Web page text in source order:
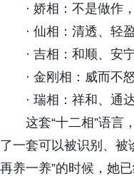
· 娇相：不是做作
· 仙相：清透、轻
· 吉相：和顺、安
· 金刚相：威而不
· 瑞相：祥和、通
这套“十二相”语言
了一套可以被识别、被
再养一养”的时候，她